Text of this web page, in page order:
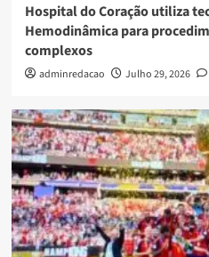
Hospital do Coração utiliza
Hemodinâmica para
complexos
adminredacao Julho 29, 2026